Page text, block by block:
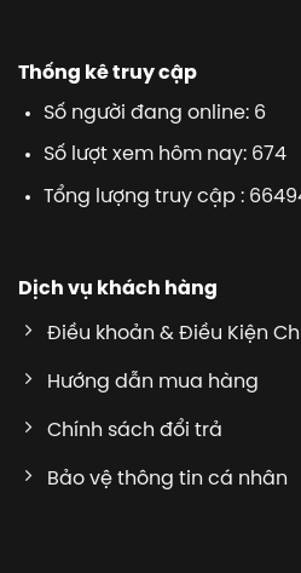
Thống kê truy cập
Số người đang online: 6
Số lượt xem hôm nay: 674
Tổng lượng truy cập :
Dịch vụ khách hàng
Điều khoản & Điều Kiện
Hướng dẫn mua hàng
Chính sách đổi trả
Bảo vệ thông tin cá nhân